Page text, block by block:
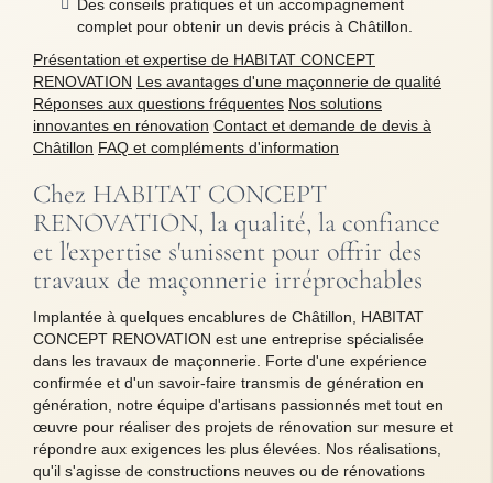
Des conseils pratiques et un accompagnement
complet pour obtenir un devis précis à Châtillon.
Présentation et expertise de HABITAT CONCEPT
RENOVATION Les avantages d'une maçonnerie de qualité
Réponses aux questions fréquentes Nos solutions
innovantes en rénovation Contact et demande de devis à
Châtillon FAQ et compléments d'information
Chez HABITAT CONCEPT
RENOVATION, la qualité, la confiance
et l'expertise s'unissent pour offrir des
travaux de maçonnerie irréprochables
Implantée à quelques encablures de Châtillon, HABITAT
CONCEPT RENOVATION est une entreprise spécialisée
dans les travaux de maçonnerie. Forte d'une expérience
confirmée et d'un savoir-faire transmis de génération en
génération, notre équipe d'artisans passionnés met tout en
œuvre pour réaliser des projets de rénovation sur mesure et
répondre aux exigences les plus élevées. Nos réalisations,
qu'il s'agisse de constructions neuves ou de rénovations